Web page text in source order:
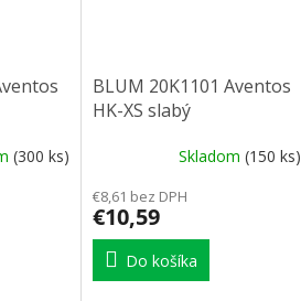
(300 ks)
BLUM 20K1101 Aventos
HK-XS slabý
Skladom(150 ks)
€8,61 bez DPH
€10,59
Do košíka